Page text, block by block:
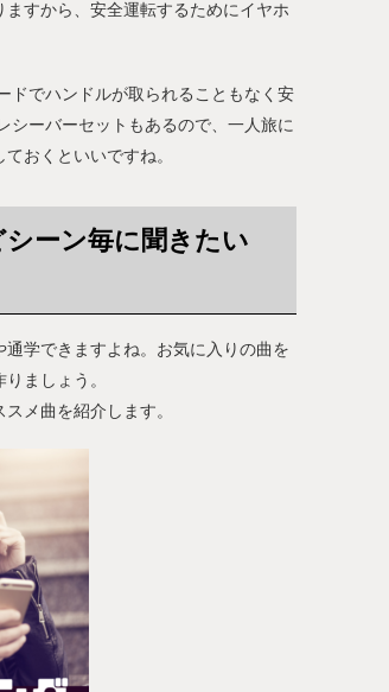
すから、安全運転するためにイヤホ
ドでハンドルが取られることもなく安
シーバーセットもあるので、一人旅に
おくといいですね。
ーン毎に聞きたい
学できますよね。お気に入りの曲を
ましょう。
メ曲を紹介します。